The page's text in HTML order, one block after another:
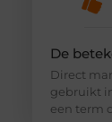
De
Direct
gebruikt
een term